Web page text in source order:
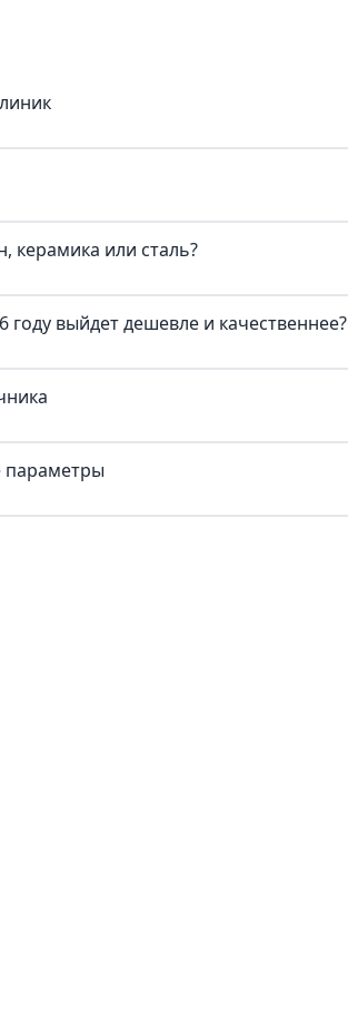
или сталь?
году выйдет дешевле и качественнее?
параметры